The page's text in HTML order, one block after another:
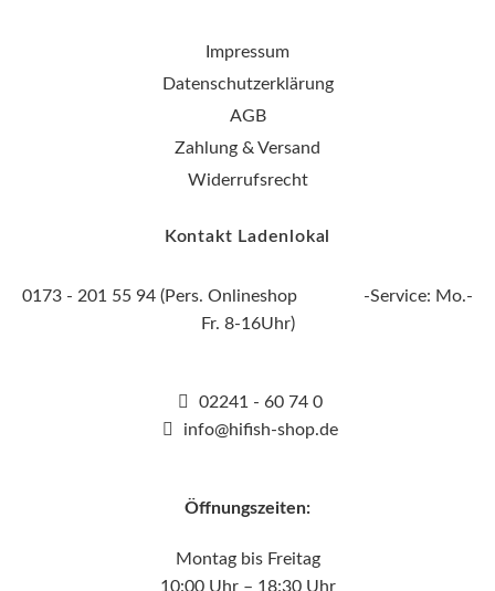
Impressum
Datenschutzerklärung
AGB
Zahlung & Versand
Widerrufsrecht
Kontakt Ladenlokal
0173 - 201 55 94 (Pers. Onlineshop -Service: Mo.-
Fr. 8-16Uhr)
02241 - 60 74 0
info@hifish-shop.de
Öffnungszeiten:
Montag bis Freitag
10:00 Uhr – 18:30 Uhr